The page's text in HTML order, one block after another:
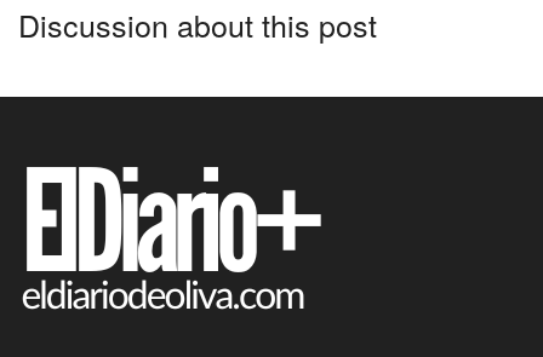
Discussion about this post